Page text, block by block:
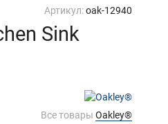
Артикул:oak-12940
Sink
Все товары Oakley®